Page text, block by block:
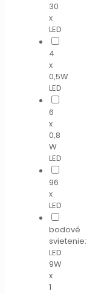
30
x
LED
4
x
0,5W
LED
6
x
0,8
W
LED
96
x
LED
bodové
svietenie:
LED
9W
x
1